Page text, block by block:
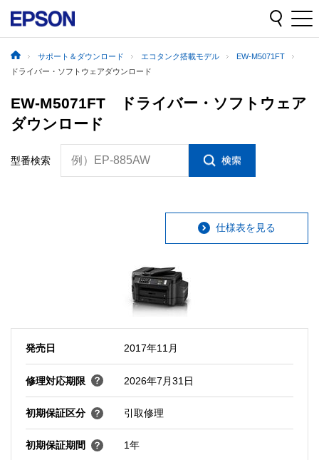
サポート＆ダウンロード エコタンク搭載モデル
EW-M5071FT
ドライバー・ソフトウェアダウンロード
EW-M5071FT ドライバー・ソフトウェア
ダウンロード
型番検索 例）EP-885AW
仕様表を見る
発売日 2017年11月
修理対応期限 2026年7月31日
初期保証区分 引取修理
初期保証期間 1年